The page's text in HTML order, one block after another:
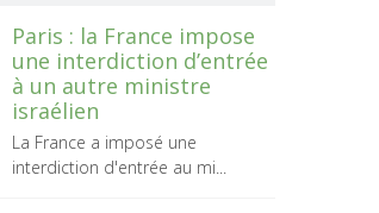
Paris : la France impose
une interdiction d’entrée
à un autre ministre
israélien
La France a imposé une
interdiction d'entrée au mi...